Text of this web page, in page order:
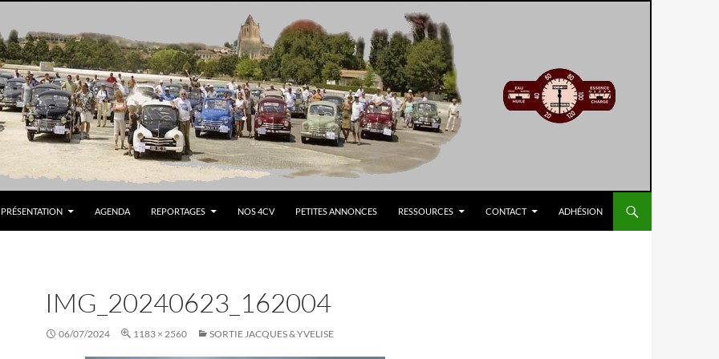
PRÉSENTATION AGENDA REPORTAGES NOS 4CV PETITES ANNONCES RESSOURCES CONTACT ADHÉSION
IMG_20240623_162004
06/07/2024 1183 × 2560 SORTIE JACQUES & YVELISE